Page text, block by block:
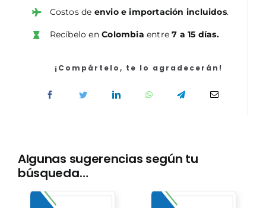
Temario
test
la
primera
Costos de envio e importación incluidos.
Recíbelo enColombia entre7 a 15 días.
¡Compártelo, te lo agradecerán!
Algunas sugerencias según tu
búsqueda…